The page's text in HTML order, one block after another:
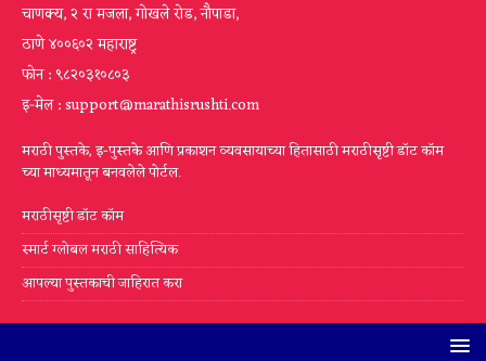
चाणक्य, २ रा मजला, गोखले रोड, नौपाडा,
ठाणे ४००६०२ महाराष्ट्र
फोन : ९८२०३१०८०३
इ-मेल : support@marathisrushti.com
मराठी पुस्तके, इ-पुस्तके आणि प्रकाशन व्यवसायाच्या हितासाठी मराठीसृष्टी डॉट कॉम
च्या माध्यमातून बनवलेले पोर्टल.
मराठीसृष्टी डॉट कॉम
स्मार्ट ग्लोबल मराठी साहित्यिक
आपल्या पुस्तकाची जाहिरात करा